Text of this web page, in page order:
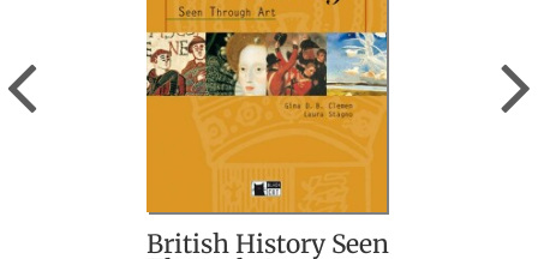
British History Seen
Previous